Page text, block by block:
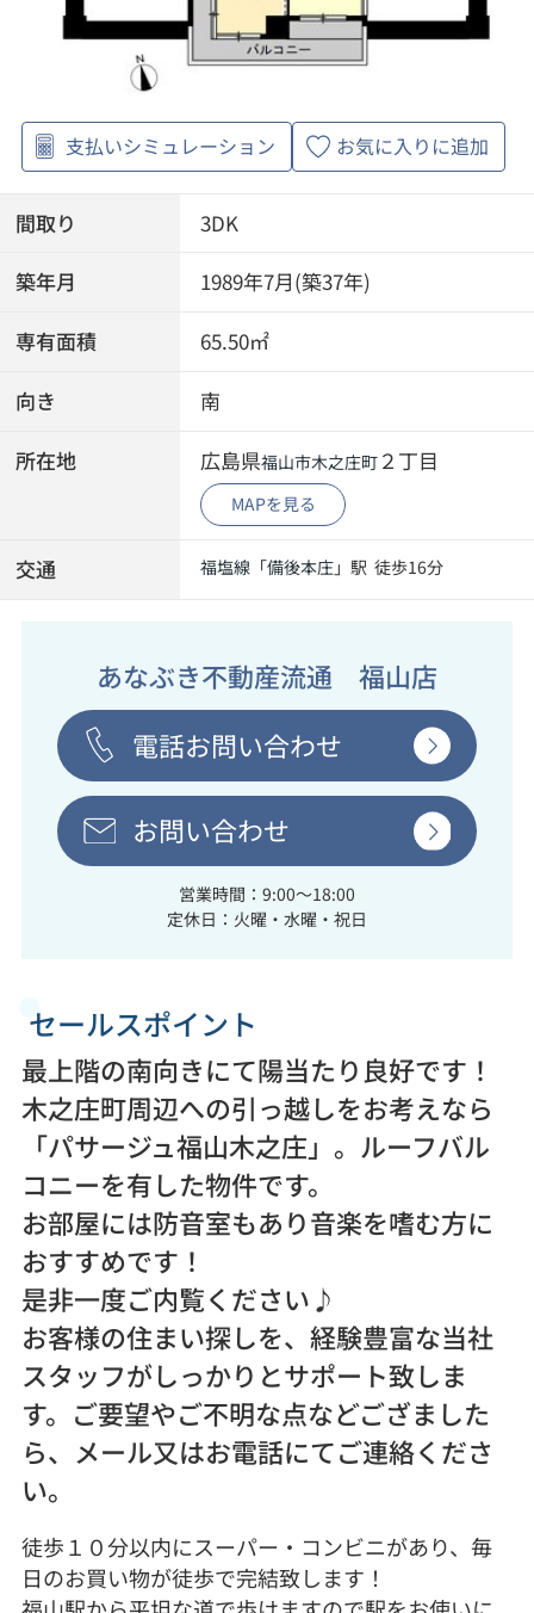
支払いシミュレーション お気に入りに追加
間取り 3DK
築年月 1989年7月(築37年)
専有面積 65.50㎡
向き 南
所在地 広島県福山市木之庄町 ２丁目
MAPを見る
交通 福塩線 「備後本庄」駅 徒歩16分
あなぶき不動産流通 福山店
電話お問い合わせ
お問い合わせ
営業時間：9:00～18:00
定休日：火曜・水曜・祝日
セールスポイント
最上階の南向きにて陽当たり良好です！
木之庄町周辺への引っ越しをお考えなら
「パサージュ福山木之庄」。ルーフバル
コニーを有した物件です。
お部屋には防音室もあり音楽を嗜む方に
おすすめです！
是非一度ご内覧ください♪
お客様の住まい探しを、経験豊富な当社
スタッフがしっかりとサポート致しま
す。ご要望やご不明な点などござました
ら、メール又はお電話にてご連絡くださ
い。
徒歩１０分以内にスーパー・コンビニがあり、毎
日のお買い物が徒歩で完結致します！